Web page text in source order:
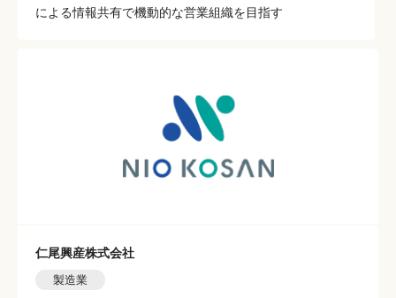
による情報共有で機動的な営業組織を目指す
仁尾興産株式会社
製造業